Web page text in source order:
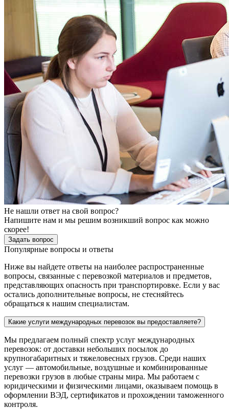
Не нашли ответ на свой вопрос?
Напишите нам и мы решим возникший вопрос как можно
скорее!
Задать вопрос
Популярные вопросы и ответы
Ниже вы найдете ответы на наиболее распространенные
вопросы, связанные с перевозкой материалов и предметов,
представляющих опасность при транспортировке. Если у вас
остались дополнительные вопросы, не стесняйтесь
обращаться к нашим специалистам.
Какие услуги международных перевозок вы предоставляете?
Мы предлагаем полный спектр услуг международных
перевозок: от доставки небольших посылок до
крупногабаритных и тяжеловесных грузов. Среди наших
услуг — автомобильные, воздушные и комбинированные
перевозки грузов в любые страны мира. Мы работаем с
юридическими и физическими лицами, оказываем помощь в
оформлении ВЭД, сертификатов и прохождении таможенного
контроля.